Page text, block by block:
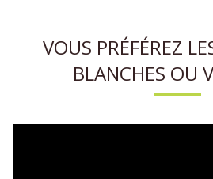
VOUS PRÉFÉREZ
BLANCHES OU